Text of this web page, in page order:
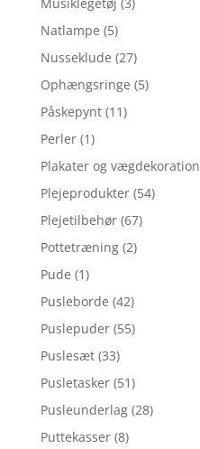
Natlampe (5)
Nusseklude (27)
Ophængsringe (5)
Påskepynt (11)
Perler (1)
Plakater og vægdekoration
Plejeprodukter (54)
Plejetilbehør (67)
Pottetræning (2)
Pude (1)
Pusleborde (42)
Puslepuder (55)
Puslesæt (33)
Pusletasker (51)
Pusleunderlag (28)
Puttekasser (8)